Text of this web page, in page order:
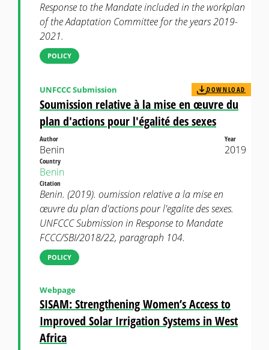
Response to the Mandate included in the workplan
of the Adaptation Committee for the years 2019-
2021.
POLICY
Soumission relative à la mise en œuvre du
plan d'actions pour l'égalité des sexes
UNFCCC Submission DOWNLOAD
Author
Benin
Year
2019
Country
Benin
Citation
Benin. (2019). oumission relative a la mise en
œuvre du plan d'actions pour l'egalite des sexes.
UNFCCC Submission in Response to Mandate
FCCC/SBI/2018/22, paragraph 104.
POLICY
SISAM: Strengthening Women’s Access to
Improved Solar Irrigation Systems in West
Africa
Webpage